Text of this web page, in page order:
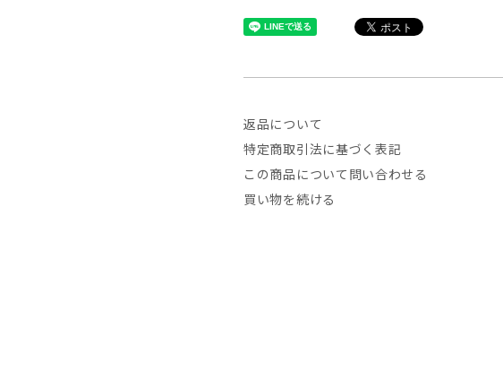
返品について
特定商取引法に基づく表記
この商品について問い合わせる
買い物を続ける